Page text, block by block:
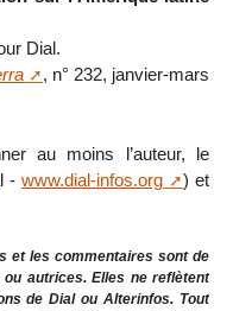
Dial.
, n° 232, janvier-mars
au moins l’auteur, le
- www.dial-infos.org
) et
et les commentaires sont de
autrices. Elles ne reflètent
de Dial ou Alterinfos. Tout